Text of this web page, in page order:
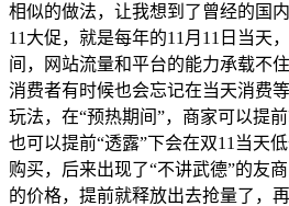
相似的做法，让我想到了曾经的国
11大促，就是每年的11月11日当天
间，网站流量和平台的能力承载不
消费者有时候也会忘记在当天消费
玩法，在“预热期间”，商家可以提前
也可以提前“透露”下会在双11当天
购买，后来出现了“不讲武德”的友
的价格，提前就释放出去抢量了，